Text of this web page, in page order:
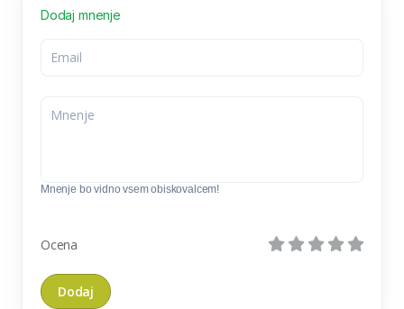
Dodaj mnenje
Mnenje bo vidno vsem obiskovalcem!
Ocena